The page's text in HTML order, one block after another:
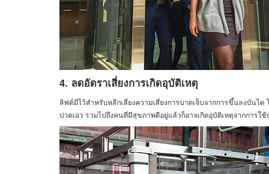
4. ลดอัตราเสี่ยงการเกิดอุบัติเหตุ
ลิฟต์มีไว้สำหรับหลีกเลี่ยงความเสี่ยงการบาดเจ็บจากการขึ้นลงบัน
ปวดเอว รวมไปถึงคนที่มีสุขภาพดีอยู่แล้วก็อาจเกิดอุบัติเหตุจากการ